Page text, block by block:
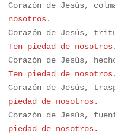
Corazón de Jesús,
nosotros.
Corazón de Jesús,
Ten piedad de nosotros.
Ten piedad de nosotros.
Corazón de Jesús,
piedad de nosotros.
Corazón de Jesús,
piedad de nosotros.